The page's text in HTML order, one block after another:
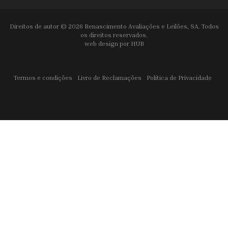
Direitos de autor © 2026 Renascimento Avaliações e Leilões, SA. Todos
os direitos reservados.
web design por HUB
Termos e condições Livro de Reclamações Política de Privacidade